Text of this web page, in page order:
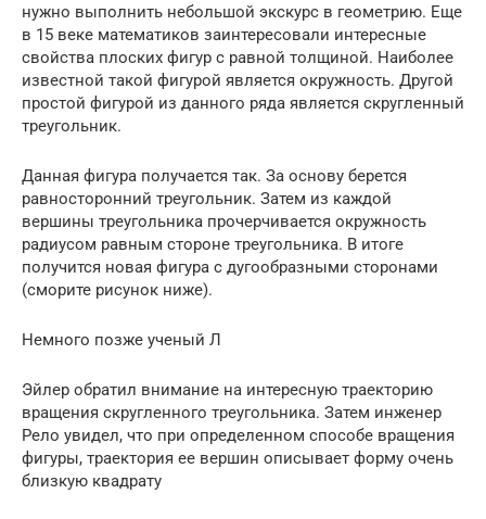
нужно выполнить небольшой экскурс в геометрию. Еще
в 15 веке математиков заинтересовали интересные
свойства плоских фигур с равной толщиной. Наиболее
известной такой фигурой является окружность. Другой
простой фигурой из данного ряда является скругленный
треугольник.
Данная фигура получается так. За основу берется
равносторонний треугольник. Затем из каждой
вершины треугольника прочерчивается окружность
радиусом равным стороне треугольника. В итоге
получится новая фигура с дугообразными сторонами
(сморите рисунок ниже).
Немного позже ученый Л
Эйлер обратил внимание на интересную траекторию
вращения скругленного треугольника. Затем инженер
Рело увидел, что при определенном способе вращения
фигуры, траектория ее вершин описывает форму очень
близкую квадрату